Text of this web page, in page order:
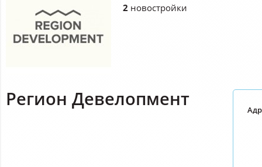
2 новостройки
Регион Девелопмент